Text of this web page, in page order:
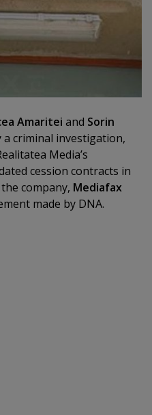
Amaritei and Sorin
criminal investigation,
Media’s
cession contracts in
company, Mediafax
made by DNA.